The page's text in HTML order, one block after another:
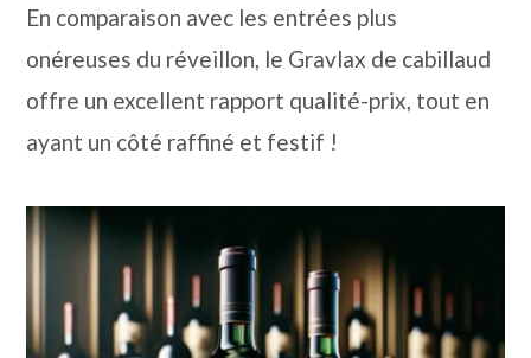
En comparaison avec les entrées plus
onéreuses du réveillon, le Gravlax de cabillaud
offre un excellent rapport qualité-prix, tout en
ayant un côté raffiné et festif !